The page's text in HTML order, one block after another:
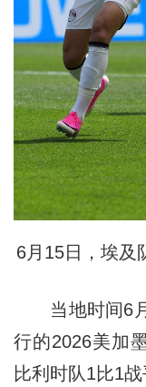
6月15日，埃及
当地时间6月
行的2026美加
比利时队1比1战